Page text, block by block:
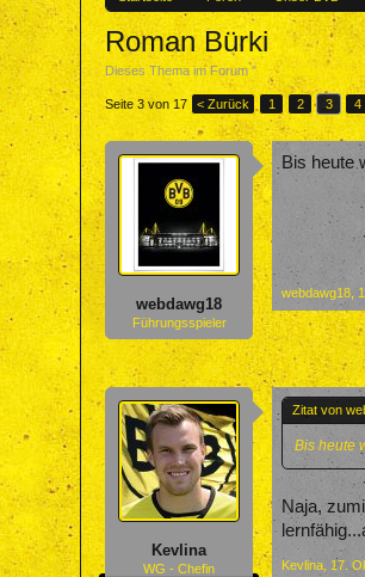
Roman Bürki
Dieses Thema im Forum "Was macht
Seite 3 von 17 < Zurück 1 2 3 4
webdawg18
Führungsspieler
Bis heute
webdawg18
Kevlina
WG - Chefin
Zitat von
Bis heute
Naja,
Kevlina 17.